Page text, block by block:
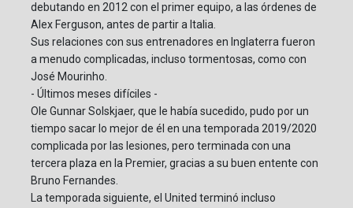
debutando en 2012 con el primer equipo, a las órdenes de
Alex Ferguson, antes de partir a Italia.
Sus relaciones con sus entrenadores en Inglaterra fueron
a menudo complicadas, incluso tormentosas, como con
José Mourinho.
- Últimos meses difíciles -
Ole Gunnar Solskjaer, que le había sucedido, pudo por un
tiempo sacar lo mejor de él en una temporada 2019/2020
complicada por las lesiones, pero terminada con una
tercera plaza en la Premier, gracias a su buen entente con
Bruno Fernandes.
La temporada siguiente, el United terminó incluso